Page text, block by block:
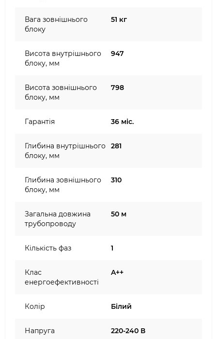
Вага зовнішнього
блоку
51 кг
Висота внутрішнього
блоку, мм
947
Висота зовнішнього
блоку, мм
798
Гарантія 36 міс.
Глибина внутрішнього
блоку, мм
281
Глибина зовнішнього
блоку, мм
310
Загальна довжина
трубопроводу
50 м
Кількість фаз 1
Клас
енергоефективності
A++
Колір Білий
Напруга 220-240 В